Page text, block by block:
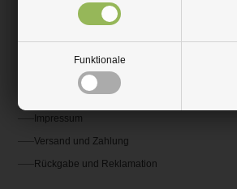
Funktionale
Ratgeber und Inspiration
Impressum
Versand und Zahlung
Rückgabe und Reklamation